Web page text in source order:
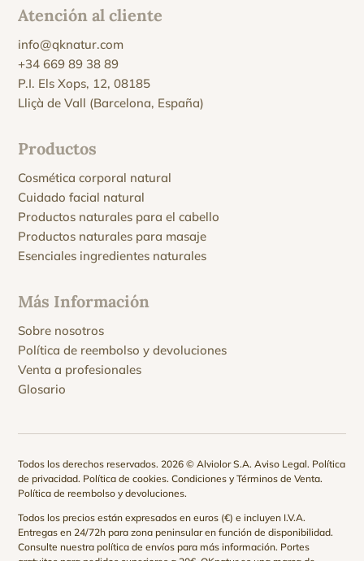
Atención al cliente
info@qknatur.com
+34 669 89 38 89
P.I. Els Xops, 12, 08185
Lliçà de Vall (Barcelona, España)
Productos
Cosmética corporal natural
Cuidado facial natural
Productos naturales para el cabello
Productos naturales para masaje
Esenciales ingredientes naturales
Más Información
Sobre nosotros
Política de reembolso y devoluciones
Venta a profesionales
Glosario
Todos los derechos reservados. 2026 © Alviolor S.A.Aviso Legal. Política
de privacidad. Política de cookies.Condiciones y Términos de Venta.
Política de reembolso y devoluciones.
Todos los precios están expresados en euros (€) e incluyen I.V.A.
Entregas en 24/72h para zona peninsular en función de disponibilidad.
Consulte nuestrapolítica de envíos para más información. Portes